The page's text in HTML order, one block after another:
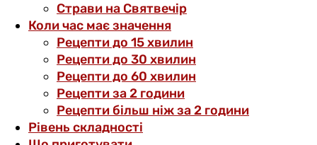
Страви на Святвечір
Коли час має значення
Рецепти до 15 хвилин
Рецепти до 30 хвилин
Рецепти до 60 хвилин
Рецепти за 2 години
Рецепти більш ніж за 2 години
Рівень складності